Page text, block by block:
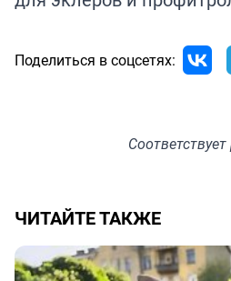
Поделиться в соцсетях:
Соответствует
ЧИТАЙТЕ ТАКЖЕ